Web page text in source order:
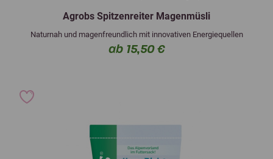
Agrobs Spitzenreiter Magenmüsli
Naturnah und magenfreundlich mit innovativen Energiequellen
ab 15,50 €